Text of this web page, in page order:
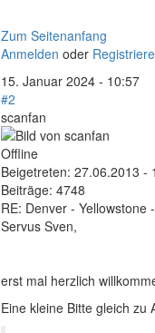
Zum Seitenanfang
Anmelden oder
15. Januar 2024 - 10:57
#2
scanfan
Offline
Beigetreten: 27.06.2013 -
Beiträge: 4748
RE: Denver - Yellowstone
Servus Sven,
erst mal herzlich
Eine kleine Bitte gleich zu